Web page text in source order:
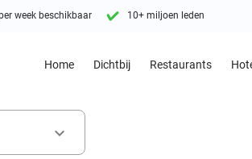
week beschikbaar 10+ miljoen leden
Home Dichtbij Restaurants
keyboard_arrow_down